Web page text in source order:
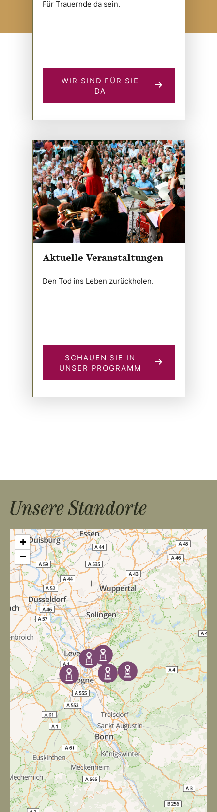
Für Trauernde da sein.
WIR SIND FÜR SIE
DA
Aktuelle Veranstaltungen
Den Tod ins Leben zurückholen.
SCHAUEN SIE IN
UNSER PROGRAMM
Unsere Standorte
+
−